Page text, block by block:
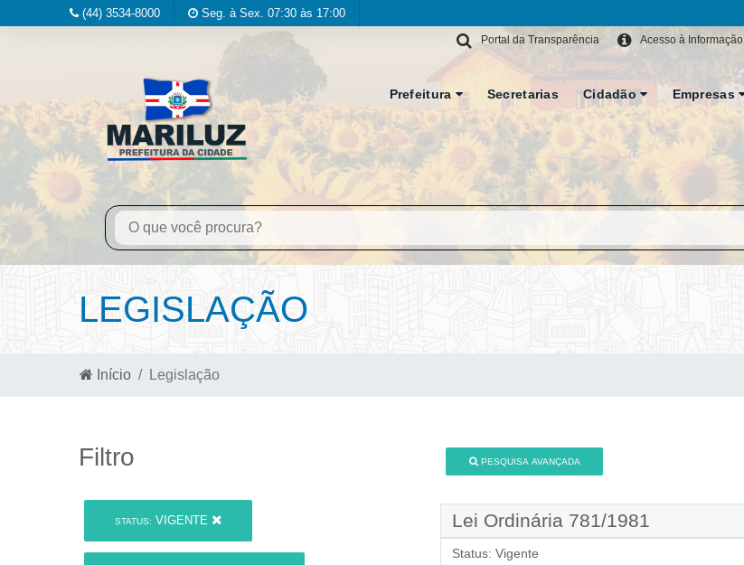
(44) 3534-8000 Seg. à Sex. 07:30 às 17:00
Acesso à Informação
Portal da Transparência
Prefeitura Secretarias Cidadão Empresas
LEGISLAÇÃO
Início Legislação
Filtro
STATUS: VIGENTE
PESQUISA AVANÇADA
Lei Ordinária 781/1981
Status: Vigente